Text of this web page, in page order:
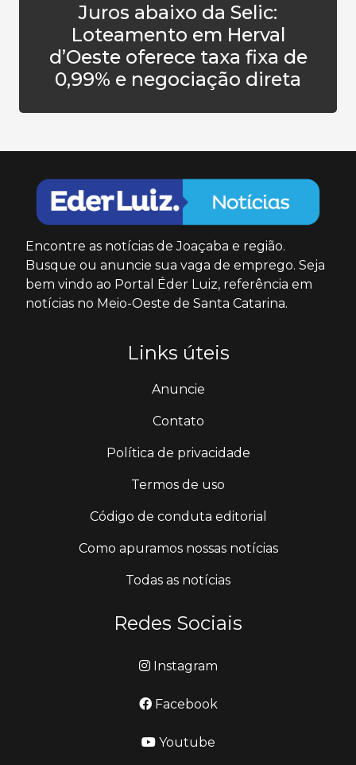
Juros abaixo da Selic:
Loteamento em Herval
d’Oeste oferece taxa fixa de
0,99% e negociação direta
Encontre as notícias de Joaçaba e região.
Busque ou anuncie sua vaga de emprego. Seja
bem vindo ao Portal Éder Luiz, referência em
notícias no Meio-Oeste de Santa Catarina.
Links úteis
Anuncie
Contato
Política de privacidade
Termos de uso
Código de conduta editorial
Como apuramos nossas notícias
Todas as notícias
Redes Sociais
Instagram
Facebook
Youtube